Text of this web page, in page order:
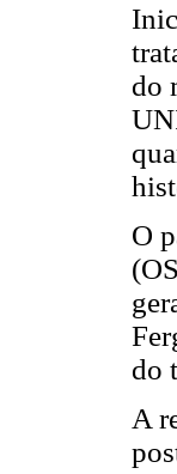
do
O
do
A